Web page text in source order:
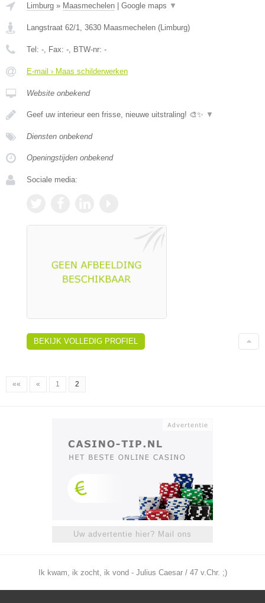
Limburg » Maasmechelen Google maps ▼
Langstraat 62/1 3630 Maasmechelen ( Limburg)
Tel: - , Fax: - , BTW-nr: -
E-mail › Maas schilderwerken
Website onbekend
Geef uw interieur een frisse, nieuwe uitstraling! 🎨✨ ▼
Diensten onbekend
Openingstijden onbekend
Sociale media:
BEKIJK VOLLEDIG PROFIEL
«« « 1 2
Uw advertentie hier? Mail ons
Ik kwam, ik zocht, ik vond - Julius Caesar / 47 v.Chr. ;)